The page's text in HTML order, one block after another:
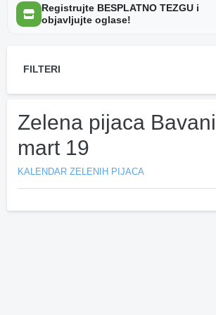
Registrujte BESPLATNO TEZGU i
objavljujte oglase!
FILTERI
Zelena pijaca
mart 19
KALENDAR ZELENIH PIJACA